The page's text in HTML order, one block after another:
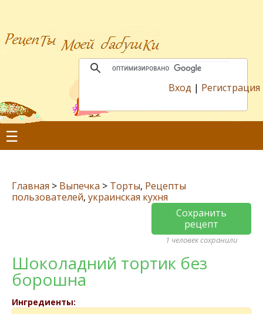
Вход | Регистрация
☰
Главная > Выпечка > Торты, Рецепты
пользователей, украинская кухня
Сохранить
рецепт
1 человек сохранили
Шоколадний тортик без
борошна
Ингредиенты: